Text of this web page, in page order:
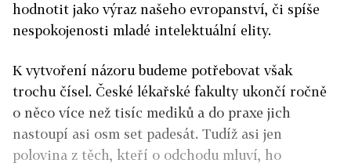
hodnotit jako výraz našeho evropanství, či spíše
nespokojenosti mladé intelektuální elity.
K vytvoření názoru budeme potřebovat však
trochu čísel. České lékařské fakulty ukončí ročně
o něco více než tisíc mediků a do praxe jich
nastoupí asi osm set padesát. Tudíž asi jen
polovina z těch, kteří o odchodu mluví, ho